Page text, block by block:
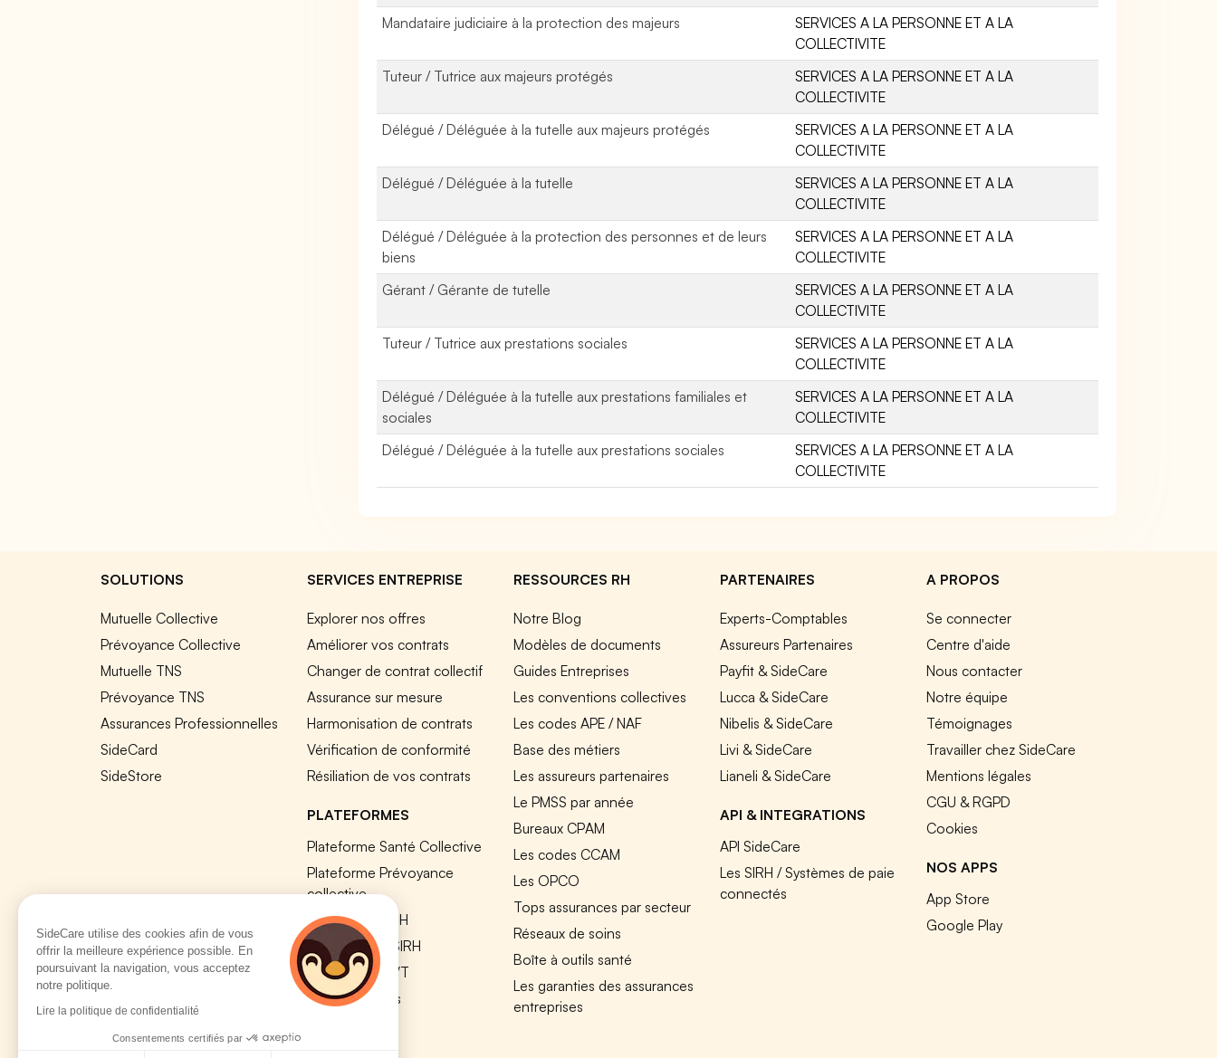
Mandataire judiciaire à la protection des majeurs
SERVICES A LA PERSONNE ET A LA
COLLECTIVITE
Tuteur / Tutrice aux majeurs protégés
SERVICES A LA PERSONNE ET A LA
COLLECTIVITE
Délégué / Déléguée à la tutelle aux majeurs protégés
SERVICES A LA PERSONNE ET A LA
COLLECTIVITE
Délégué / Déléguée à la tutelle
SERVICES A LA PERSONNE ET A LA
COLLECTIVITE
Délégué / Déléguée à la protection des personnes et de leurs
biens
SERVICES A LA PERSONNE ET A LA
COLLECTIVITE
Gérant / Gérante de tutelle
SERVICES A LA PERSONNE ET A LA
COLLECTIVITE
Tuteur / Tutrice aux prestations sociales
SERVICES A LA PERSONNE ET A LA
COLLECTIVITE
Délégué / Déléguée à la tutelle aux prestations familiales et
sociales
SERVICES A LA PERSONNE ET A LA
COLLECTIVITE
Délégué / Déléguée à la tutelle aux prestations sociales
SERVICES A LA PERSONNE ET A LA
COLLECTIVITE
SOLUTIONS
Mutuelle Collective
Prévoyance Collective
Mutuelle TNS
Prévoyance TNS
Assurances Professionnelles
SideCard
SideStore
SERVICES ENTREPRISE
Explorer nos offres
Améliorer vos contrats
Changer de contrat collectif
Assurance sur mesure
Harmonisation de contrats
Vérification de conformité
Résiliation de vos contrats
PLATEFORMES
Plateforme Santé Collective
Plateforme Prévoyance
collective
Plateforme SIRH
Nos modules SIRH
Plateforme QVT
Tous nos outils
RESSOURCES RH
Notre Blog
Modèles de documents
Guides Entreprises
Les conventions collectives
Les codes APE / NAF
Base des métiers
Les assureurs partenaires
Le PMSS par année
Bureaux CPAM
Les codes CCAM
Les OPCO
Tops assurances par secteur
Réseaux de soins
Boîte à outils santé
Les garanties des assurances
entreprises
PARTENAIRES
Experts-Comptables
Assureurs Partenaires
Payfit & SideCare
Lucca & SideCare
Nibelis & SideCare
Livi & SideCare
Lianeli & SideCare
API & INTEGRATIONS
API SideCare
Les SIRH / Systèmes de paie
connectés
A PROPOS
Se connecter
Centre d'aide
Nous contacter
Notre équipe
Témoignages
Travailler chez SideCare
Mentions légales
CGU & RGPD
Cookies
NOS APPS
App Store
Google Play
SideCare utilise des cookies afin de vous
offrir la meilleure expérience possible. En
poursuivant la navigation, vous acceptez
notre politique.
Lire la politique de confidentialité
Consentements certifiés par